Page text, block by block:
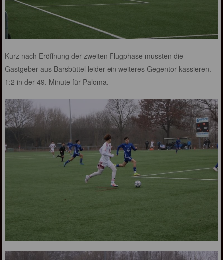
Kurz nach Eröffnung der zweiten Flugphase mussten die
Gastgeber aus Barsbüttel leider ein weiteres Gegentor kassieren.
1:2 in der 49. Minute für Paloma.